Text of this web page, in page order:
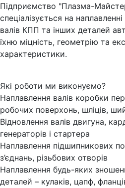
Підприємство "Плазма-
спеціалізується на
валів КПП та інших деталей
їхню міцність, геометрію та
характеристики.
Які роботи ми виконуємо?
Наплавлення валів коробки
робочих поверхонь, шліців,
Відновлення валів двигуна,
генераторів і стартера
Наплавлення підшипникових
з’єднань, різьбових отворів
Наплавлення будь-яких
деталей – кулаків, цапф,